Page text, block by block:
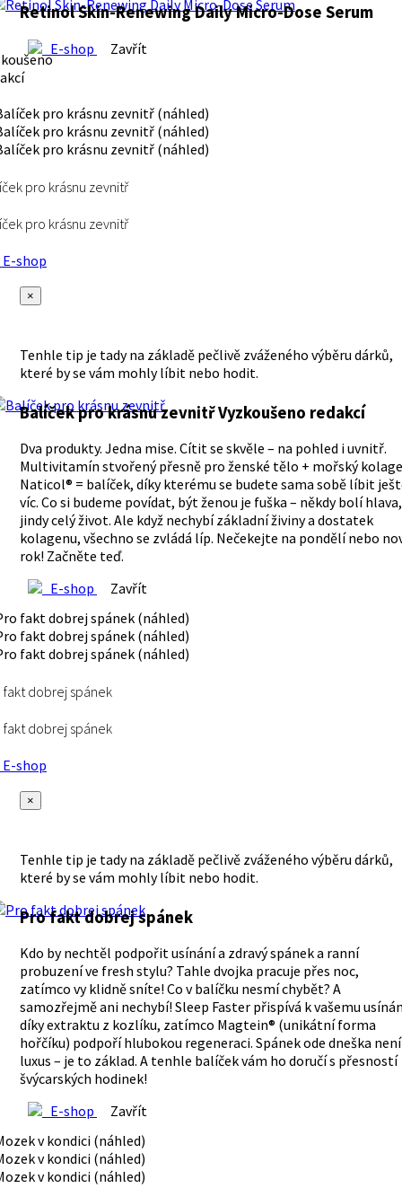
Retinol Skin-Renewing Daily Micro-Dose Serum
E-shop Zavřít
pro krásnu zevnitř
pro krásnu zevnitř
shop
×
Tenhle tip je tady na základě pečlivě zváženého výběru dárků,
které by se vám mohly líbit nebo hodit.
Balíček pro krásnu zevnitřVyzkoušeno redakcí
Dva produkty. Jedna mise. Cítit se skvěle – na pohled i uvnitř.
Multivitamín stvořený přesně pro ženské tělo + mořský
Naticol® = balíček, díky kterému se budete sama sobě líbit
víc. Co si budeme povídat, být ženou je fuška – někdy bolí hlava,
jindy celý život. Ale když nechybí základní živiny a dostatek
kolagenu, všechno se zvládá líp. Nečekejte na pondělí nebo
rok! Začněte teď.
E-shop
Zavřít
fakt dobrej spánek
fakt dobrej spánek
shop
×
Tenhle tip je tady na základě pečlivě zváženého výběru dárků,
které by se vám mohly líbit nebo hodit.
Pro fakt dobrej spánek
Kdo by nechtěl podpořit usínání a zdravý spánek a ranní
probuzení ve fresh stylu? Tahle dvojka pracuje přes noc,
zatímco vy klidně sníte! Co v balíčku nesmí chybět? A
samozřejmě ani nechybí! Sleep Faster přispívá k vašemu
díky extraktu z kozlíku, zatímco Magtein® (unikátní forma
hořčíku) podpoří hlubokou regeneraci. Spánek ode dneška není
luxus – je to základ. A tenhle balíček vám ho doručí s přesností
švýcarských hodinek!
E-shop
Zavřít